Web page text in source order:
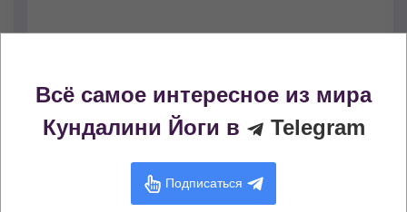
Книги с этой крийей
Всё самое интересное из мира
Кундалини Йоги в
Telegram
Подписаться